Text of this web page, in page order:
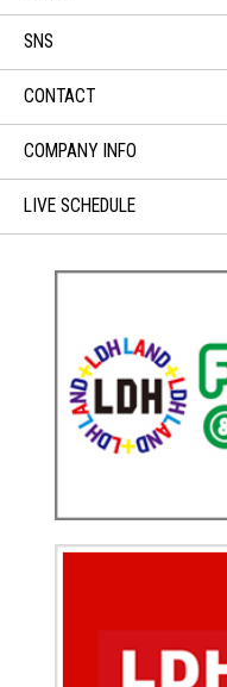
SNS
CONTACT
COMPANY INFO
LIVE SCHEDULE